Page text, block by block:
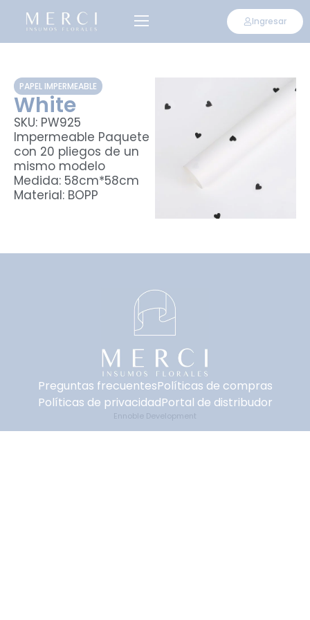
Ingresar
PAPEL IMPERMEABLE
White
SKU: PW925
Impermeable Paquete
con 20 pliegos de un
mismo modelo
Medida: 58cm*58cm
Material: BOPP
Preguntas frecuentesPolíticas de compras
Políticas de privacidadPortal de distribudor
Ennoble Development